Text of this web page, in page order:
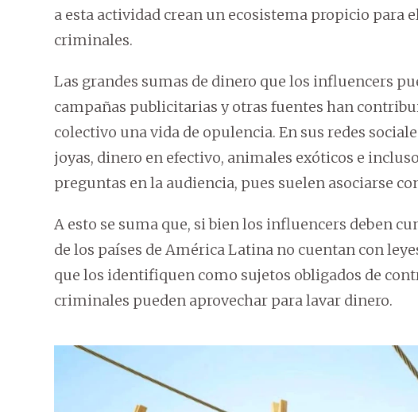
a esta actividad crean un ecosistema propicio para
criminales.
Las grandes sumas de dinero que los influencers
campañas publicitarias y otras fuentes han
colectivo una vida de opulencia. En sus redes
joyas, dinero en efectivo, animales exóticos e
preguntas en la audiencia, pues suelen asociarse
A esto se suma que, si bien los influencers deben
de los países de América Latina no cuentan con
que los identifiquen como sujetos obligados de
criminales pueden aprovechar para lavar dinero.